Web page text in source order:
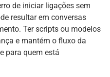
de iniciar ligações sem
resultar em conversas
Ter scripts ou modelos
e mantém o fluxo da
para quem está